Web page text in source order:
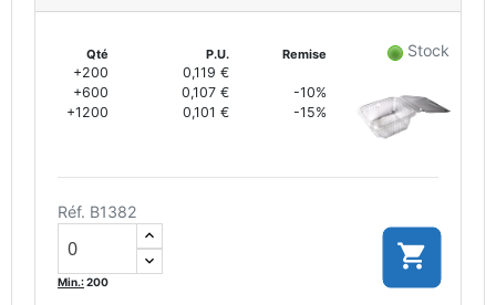
Qté P.U. Remise
+200
0,119 €
+600
0,107 €
-10%
+1200
0,101 € -15%
Stock
Réf. B1382
Min.:200
